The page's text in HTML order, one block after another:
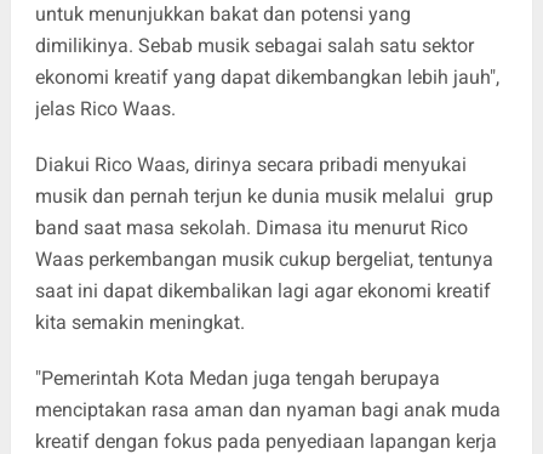
untuk menunjukkan bakat dan potensi yang
dimilikinya. Sebab musik sebagai salah satu sektor
ekonomi kreatif yang dapat dikembangkan lebih jauh",
jelas Rico Waas.
Diakui Rico Waas, dirinya secara pribadi menyukai
musik dan pernah terjun ke dunia musik melalui grup
band saat masa sekolah. Dimasa itu menurut Rico
Waas perkembangan musik cukup bergeliat, tentunya
saat ini dapat dikembalikan lagi agar ekonomi kreatif
kita semakin meningkat.
"Pemerintah Kota Medan juga tengah berupaya
menciptakan rasa aman dan nyaman bagi anak muda
kreatif dengan fokus pada penyediaan lapangan kerja